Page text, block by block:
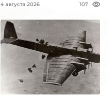
4 августа 2026 107